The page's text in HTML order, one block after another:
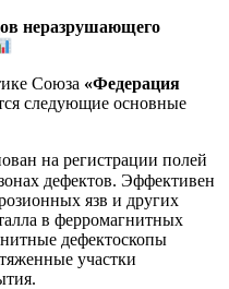
неразрушающего
Союза «Федерация
следующие основные
на регистрации полей
дефектов. Эффективен
язв и других
в ферромагнитных
дефектоскопы
участки
.